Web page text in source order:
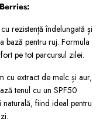
rezistență îndelungată și
bază pentru ruj. Formula
pe tot parcursul zilei.
cu extract de melc și aur,
tenul cu un SPF50
naturală, fiind ideal pentru